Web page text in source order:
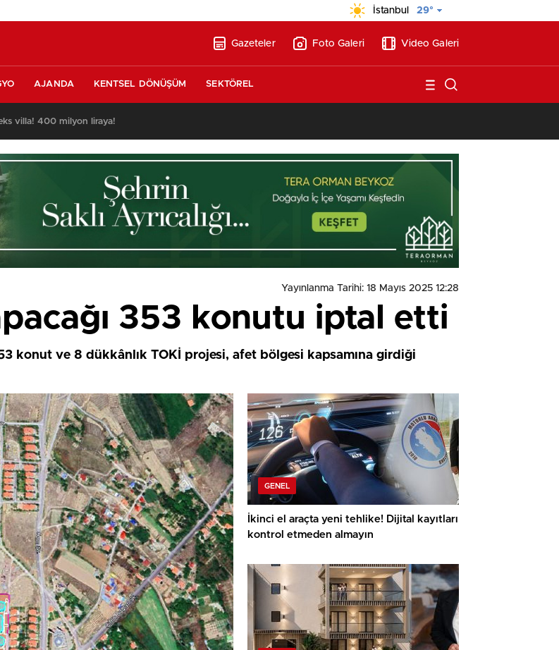
İstanbul 29°
Gazeteler Foto Galeri Video Galeri
AJANDA KENTSEL DÖNÜŞÜM SEKTÖREL
villa! 400 milyon liraya!
Yayınlanma Tarihi: 18 Mayıs 2025 12:28
353 konutu iptal etti
konut ve 8 dükkânlık TOKİ projesi, afet bölgesi kapsamına girdiği
GENEL
İkinci el araçta yeni tehlike! Dijital kayıtları
kontrol etmeden almayın